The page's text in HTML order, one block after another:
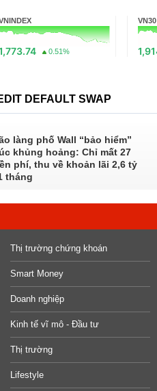
0.51%
VN30
DEFAULT SWAP
làng phố Wall “bảo hiểm”
khủng hoảng: Chỉ mất 27
phí, thu về khoản lãi 2,6 tỷ
tháng
Thị trường chứng khoán
Smart Money
Doanh nghiệp
Kinh tế vĩ mô - Đầu tư
Thị trường
Lifestyle